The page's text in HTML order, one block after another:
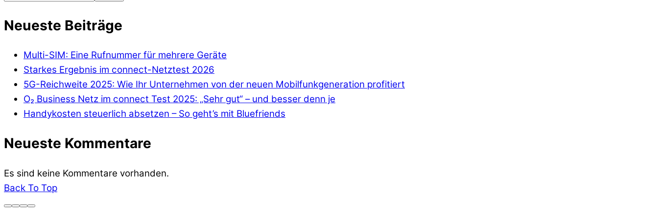
Neueste Beiträge
Multi-SIM: Eine Rufnummer für mehrere Geräte
Starkes Ergebnis im connect-Netztest 2026
5G-Reichweite 2025: Wie Ihr Unternehmen von der neuen Mobilfunkgeneration profitiert
O₂ Business Netz im connect Test 2025: „Sehr gut“ – und besser denn je
Handykosten steuerlich absetzen – So geht’s mit Bluefriends
Neueste Kommentare
Es sind keine Kommentare vorhanden.
Back To Top